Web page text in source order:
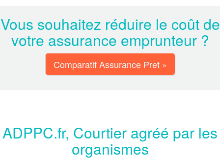
Vous souhaitez réduire le coût de
votre assurance emprunteur ?
Comparatif Assurance Pret »
ADPPC.fr, Courtier agréé par les
organismes